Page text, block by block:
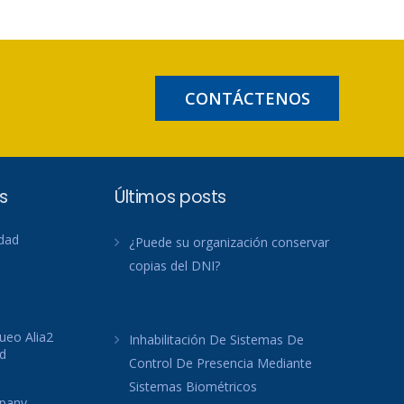
CONTÁCTENOS
Alia2
Últimos posts
¿Puede su organización conservar
copias del DNI?
Inhabilitación De Sistemas De
Control De Presencia Mediante
Sistemas Biométricos